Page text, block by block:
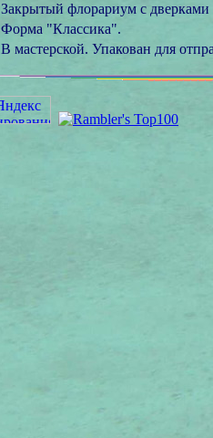
Закрытый флорариум с
Форма "Классика".
В мастерской. Упакован для